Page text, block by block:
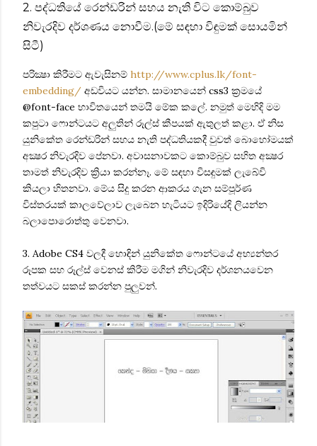
2. පද්ධතියේ රෙන්ඩරින් සහය නැති විට කොම්බුව
නිවැරදිව දර්ශණය නොවීම.(මේ සඳහා විඳුමක් සොයමින්
සිටී)
පරික්‍ෂා කිරීමට ඇවැසිනම් http://www.cplus.lk/font-
embedding/ අඩවියට යන්න. සාමානයෙන් css3 ක්‍රමයේ
@font-face භාවිතයෙන් තමයි මේක කලේ. නමුත් මෙ‍හිදි මම
කපුටා ෆොන්ටයට අලුතින් රූල්ස් කීපයක් ඇතුලත් කළා. ඒ නිස
යුනිකේත රෙන්ඩරින් සහය නැති පද්ධතියකදී වුවත් බොහෝමයක්
අක්‍ෂර නිවැරදිව පේනවා. අවාසනාවකට කොම්බුව සහිත අක්‍ෂර
තාමත් නිවැරදිව ක්‍රියා කරන්නෑ. මේ සඳහා විසඳුමක් ලැබේවි
කියලා හිතනවා. මේය සිදු කරන ආකරය ගැන සම්පූර්ණ
විස්තරයක් කාලවේලාව ලැබෙන හැටියට ඉදිරියේදි ලියන්න
බලාපොරොත්තු වෙනවා.
3. Adobe CS4 වලදී හොඳින් යුනිකේත ෆොන්ටයේ අභ්‍යන්තර
රූපක සහ රූල්ස් වෙනස් කිරීම මගින් නිවැරදිව දර්ශනයවෙන
තත්වයට සකස් කරන්න පුලුවන්.